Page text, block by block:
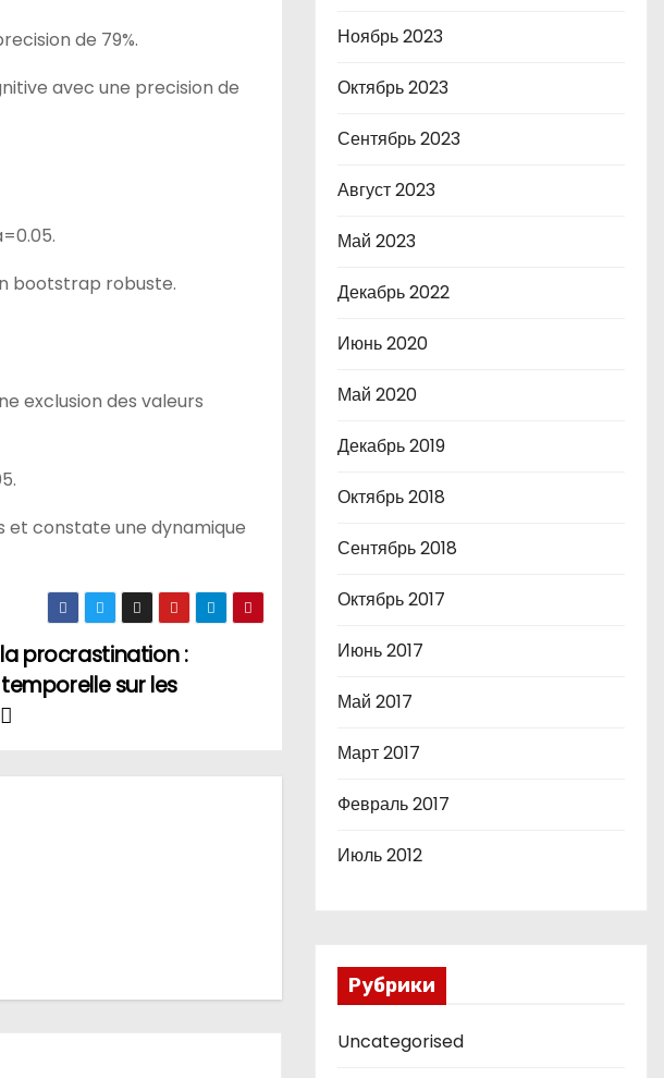
de 79%.
avec une precision de
bootstrap robuste.
exclusion des valeurs
et constate une dynamique
procrastination :
sur les
Ноябрь 2023
Октябрь 2023
Сентябрь 2023
Август 2023
Май 2023
Декабрь 2022
Июнь 2020
Май 2020
Декабрь 2019
Октябрь 2018
Сентябрь 2018
Октябрь 2017
Июнь 2017
Май 2017
Март 2017
Февраль 2017
Июль 2012
Рубрики
Uncategorised